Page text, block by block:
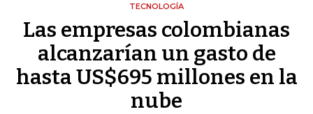
TECNOLOGÍA
Las empresas colombianas
alcanzarían un gasto de
hasta US$695 millones en la
nube